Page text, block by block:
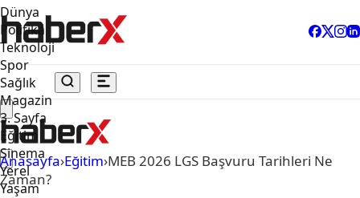
Dünya
Politika
Teknoloji
Spor
Sağlık
Magazin
3. Sayfa
Eğitim
Sinema
Yerel
Yaşam
Anasayfa›Eğitim›MEB 2026 LGS Başvuru Tarihleri Ne
Zaman?